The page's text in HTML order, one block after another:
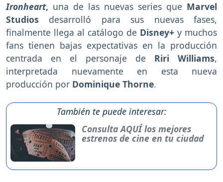
Ironheart, una de las nuevas series que Marvel
Studios desarrolló para sus nuevas fases,
finalmente llega al catálogo de Disney+ y muchos
fans tienen bajas expectativas en la producción
centrada en el personaje de Riri Williams,
interpretada nuevamente en esta nueva
producción por Dominique Thorne.
También te puede interesar:
Consulta AQUÍ los mejores
estrenos de cine en tu ciudad